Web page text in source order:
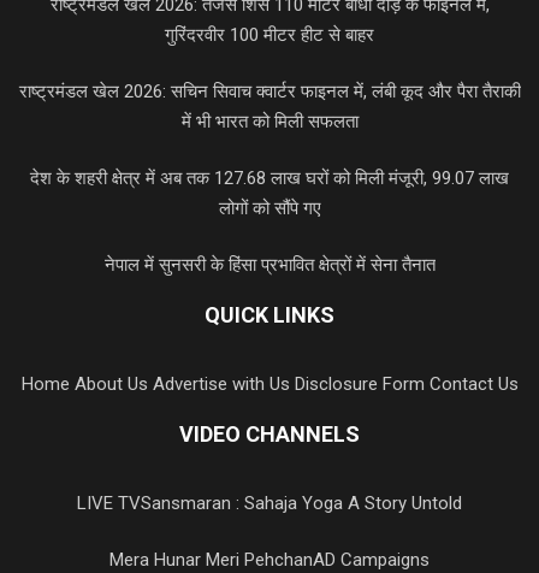
राष्ट्रमंडल खेल 2026: तेजस शिर्से 110 मीटर बाधा दौड़ के फाइनल में,
गुरिंदरवीर 100 मीटर हीट से बाहर
राष्ट्रमंडल खेल 2026: सचिन सिवाच क्वार्टर फाइनल में, लंबी कूद और पैरा तैराकी
में भी भारत को मिली सफलता
देश के शहरी क्षेत्र में अब तक 127.68 लाख घरों को मिली मंजूरी, 99.07 लाख
लोगों को सौंपे गए
नेपाल में सुनसरी के हिंसा प्रभावित क्षेत्रों में सेना तैनात
QUICK LINKS
Home About Us Advertise with Us Disclosure Form Contact Us
VIDEO CHANNELS
LIVE TVSansmaran : Sahaja Yoga A Story Untold
Mera Hunar Meri PehchanAD Campaigns